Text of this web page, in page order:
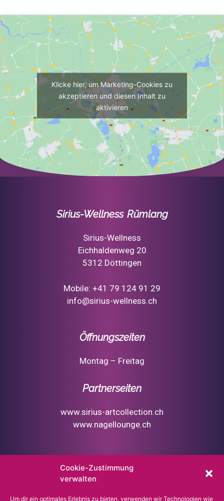
Cookie-Zustimmung
verwalten
Um dir ein optimales Erlebnis zu bieten, verwenden wir Technologien wie
Klicke hier, um Marketing-Cookies zu
akzeptieren und diesen Inhalt zu
aktivieren
Sirius-Wellness Rümlang
Sirius-Wellness
Eichhaldenweg 20
5312 Döttingen
Mobile: +41 79 124 91 29
info@sirius-wellness.ch
Öffnungszeiten
Montag – Freitag
Partnerseiten
www.sirius-artcollection.ch
www.nagellounge.ch
Wohle für Deine Gesundheit